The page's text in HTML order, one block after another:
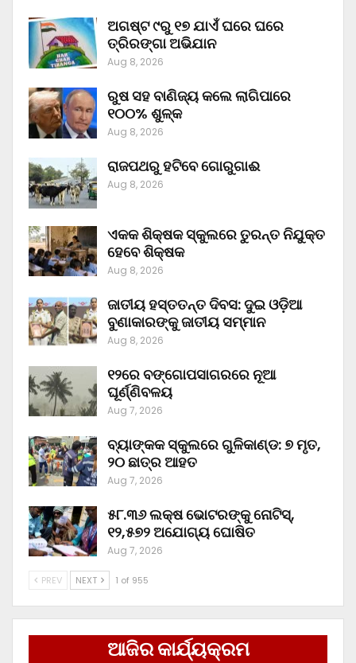
ଅଗଷ୍ଟ ୯ରୁ ୧୭ ଯାଏଁ ଘରେ ଘରେ
ତ୍ରିରଙ୍ଗା ଅଭିଯାନ
Aug 8, 2026
ରୁଷ ସହ ବାଣିଜ୍ୟ କଲେ ଲାଗିପାରେ
୧୦୦% ଶୁଳ୍କ
Aug 8, 2026
ରାଜପଥରୁ ହଟିବେ ଗୋରୁଗାଈ
Aug 8, 2026
ଏକକ ଶିକ୍ଷକ ସ୍କୁଲରେ ତୁରନ୍ତ ନିଯୁକ୍ତ
ହେବେ ଶିକ୍ଷକ
Aug 8, 2026
ଜାତୀୟ ହସ୍ତତନ୍ତ ଦିବସ: ଦୁଇ ଓଡ଼ିଆ
ବୁଣାକାରଙ୍କୁ ଜାତୀୟ ସମ୍ମାନ
Aug 8, 2026
୧୨ରେ ବଙ୍ଗୋପସାଗରରେ ନୂଆ
ଘୂର୍ଣ୍ଣିବଳୟ
Aug 7, 2026
ବ୍ୟାଙ୍କକ ସ୍କୁଲରେ ଗୁଳିକାଣ୍ଡ: ୭ ମୃତ,
୨୦ ଛାତ୍ର ଆହତ
Aug 7, 2026
୫୮.୩୬ ଲକ୍ଷ ଭୋଟରଙ୍କୁ ନୋଟିସ୍‌,
୧୨,୫୭୨ ଅଯୋଗ୍ୟ ଘୋଷିତ
Aug 7, 2026
PREV NEXT 1 of 955
ଆଜିର କାର୍ଯ୍ୟକ୍ରମ